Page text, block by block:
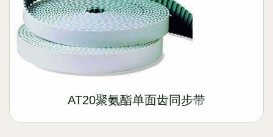
AT20聚氨酯单面齿同步带